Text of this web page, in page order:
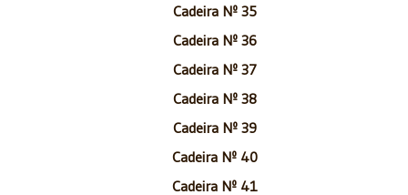
Cadeira Nº 35
Cadeira Nº 36
Cadeira Nº 37
Cadeira Nº 38
Cadeira Nº 39
Cadeira Nº 40
Cadeira Nº 41